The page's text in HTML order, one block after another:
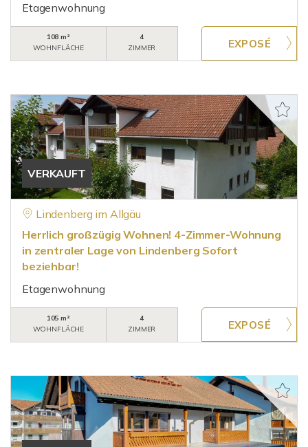
Etagenwohnung
108 m²
WOHNFLÄCHE
4
ZIMMER
VERKAUFT
Lindenberg im Allgäu
Herrlich großzügig Wohnen! 4-Zimmer-Wohnung
in zentraler Lage von Lindenberg Sofort
beziehbar!
Etagenwohnung
105 m²
WOHNFLÄCHE
4
ZIMMER